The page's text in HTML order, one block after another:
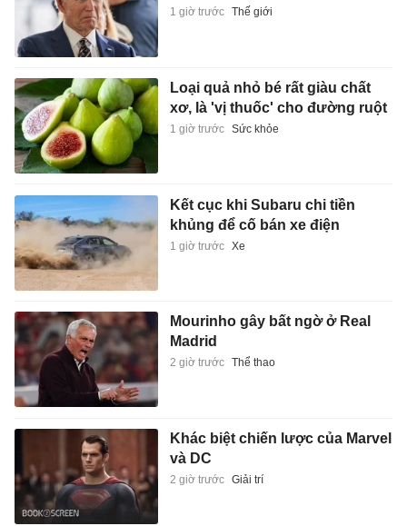
1 giờ trước Thế giới
Loại quả nhỏ bé rất giàu chất
xơ, là 'vị thuốc' cho đường ruột
1 giờ trước Sức khỏe
Kết cục khi Subaru chi tiền
khủng để cố bán xe điện
1 giờ trước Xe
Mourinho gây bất ngờ ở Real
Madrid
2 giờ trước Thể thao
Khác biệt chiến lược của Marvel
và DC
2 giờ trước Giải trí